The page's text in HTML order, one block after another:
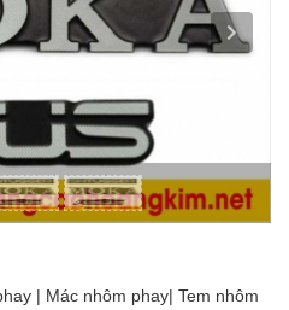
| Mác nhôm phay| Tem nhôm